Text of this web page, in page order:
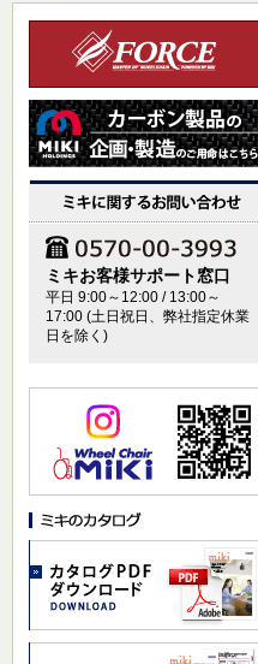
ミキお客様サポート窓口
平日 9:00～12:00 / 13:00～
17:00 (土日祝日、弊社指定休業
日を除く)